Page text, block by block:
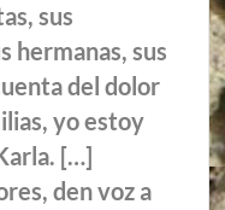
sus
hermanas, sus
del dolor
yo estoy
[…]
den voz a